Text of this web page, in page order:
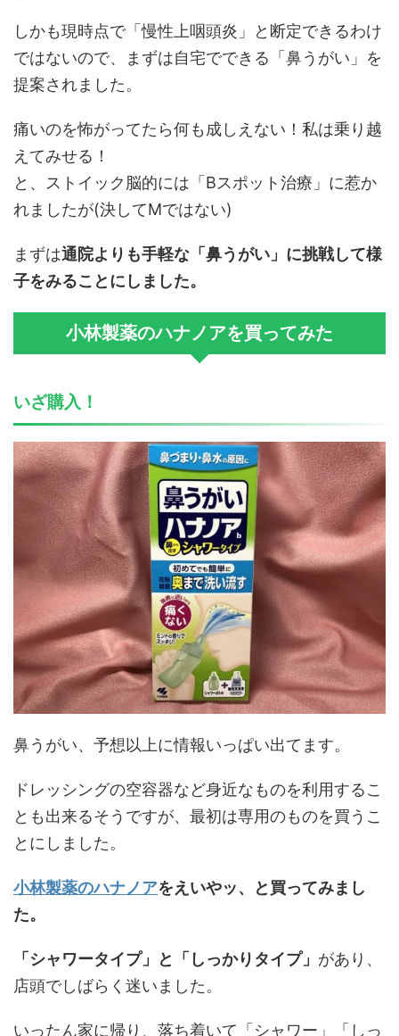
しかも現時点で「慢性上咽頭炎」と断定できるわけ
ではないので、まずは自宅でできる「鼻うがい」を
提案されました。
痛いのを怖がってたら何も成しえない！私は乗り越
えてみせる！
と、ストイック脳的には「Bスポット治療」に惹か
れましたが(決してMではない)
まずは通院よりも手軽な「鼻うがい」に挑戦して様
子をみることにしました。
小林製薬のハナノアを買ってみた
いざ購入！
鼻うがい、予想以上に情報いっぱい出てます。
ドレッシングの空容器など身近なものを利用するこ
とも出来るそうですが、最初は専用のものを買うこ
とにしました。
小林製薬のハナノアをえいやッ、と買ってみまし
た。
「シャワータイプ」と「しっかりタイプ」 があり、
店頭でしばらく迷いました。
いったん家に帰り、落ち着いて「シャワー」「しっ